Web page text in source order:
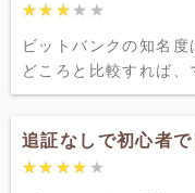
★★★★★
★★★★★
ビットバンクの知名
どころと比較すれば
追証なしで初心者
★★★★★
★★★★★